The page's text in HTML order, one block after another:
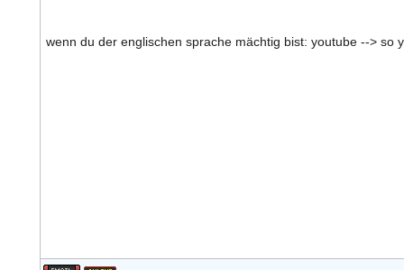
wenn du der englischen sprache mächtig bist: youtube --> so